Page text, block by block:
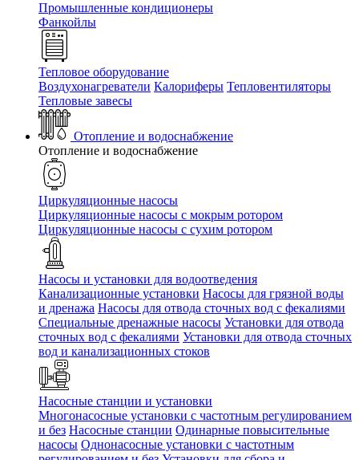
Промышленные кондиционеры
Фанкойлы
Тепловое оборудование
Воздухонагреватели Калориферы Тепловентиляторы
Тепловые завесы
Отопление и водоснабжение
Отопление и водоснабжение
Циркуляционные насосы
Циркуляционные насосы с мокрым ротором
Циркуляционные насосы с сухим ротором
Насосы и установки для водоотведения
Канализационные установки Насосы для грязной воды
и дренажа Насосы для отвода сточных вод c фекалиями
Специальные дренажные насосы Установки для отвода
сточных вод c фекалиями Установки для отвода сточных
вод и канализационных стоков
Насосные станции и установки
Многонасосные установки с частотным регулированием
и без Насосные станции Одинарные повысительные
насосы Однонасосные установки с частотным